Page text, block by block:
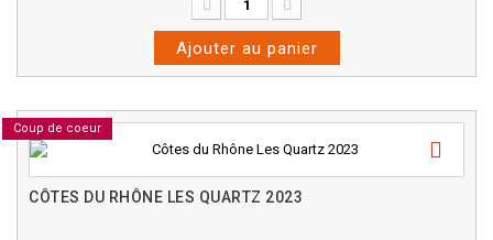
Ajouter au panier
Coup de coeur
CÔTES DU RHÔNE LES QUARTZ 2023